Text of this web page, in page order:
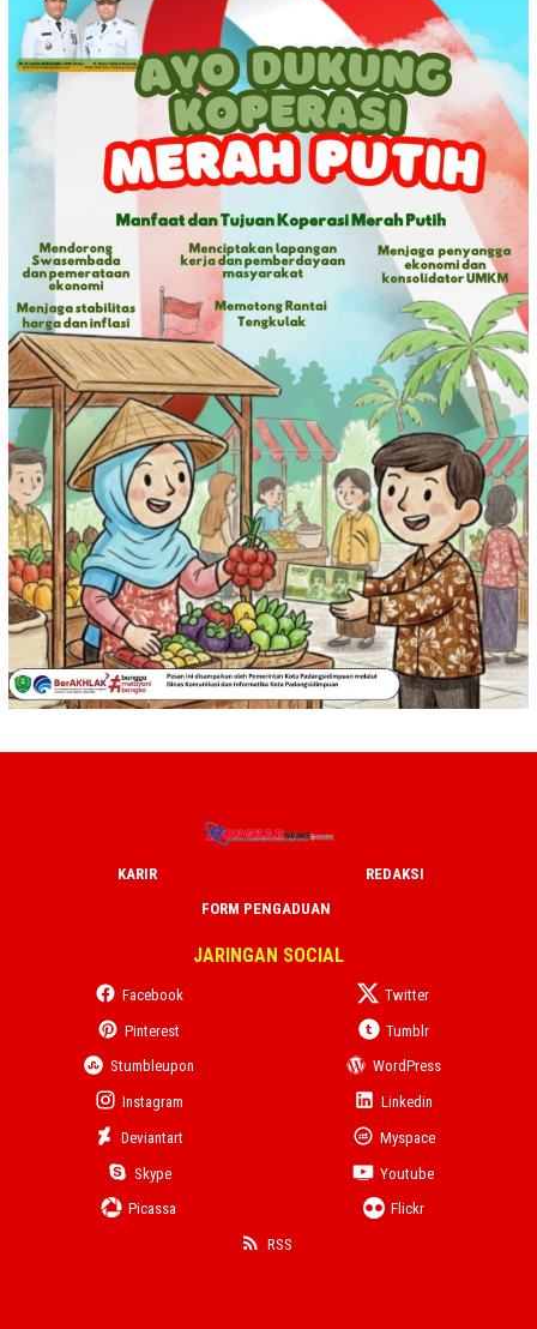
KARIR
REDAKSI
FORM PENGADUAN
JARINGAN SOCIAL
Facebook
Twitter
Pinterest
Tumblr
Stumbleupon
WordPress
Instagram
Linkedin
Deviantart
Myspace
Skype
Youtube
Picassa
Flickr
RSS